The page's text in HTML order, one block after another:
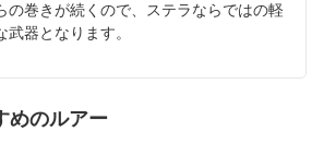
の巻きが続くので、ステラならではの軽
器となります。
めのルアー